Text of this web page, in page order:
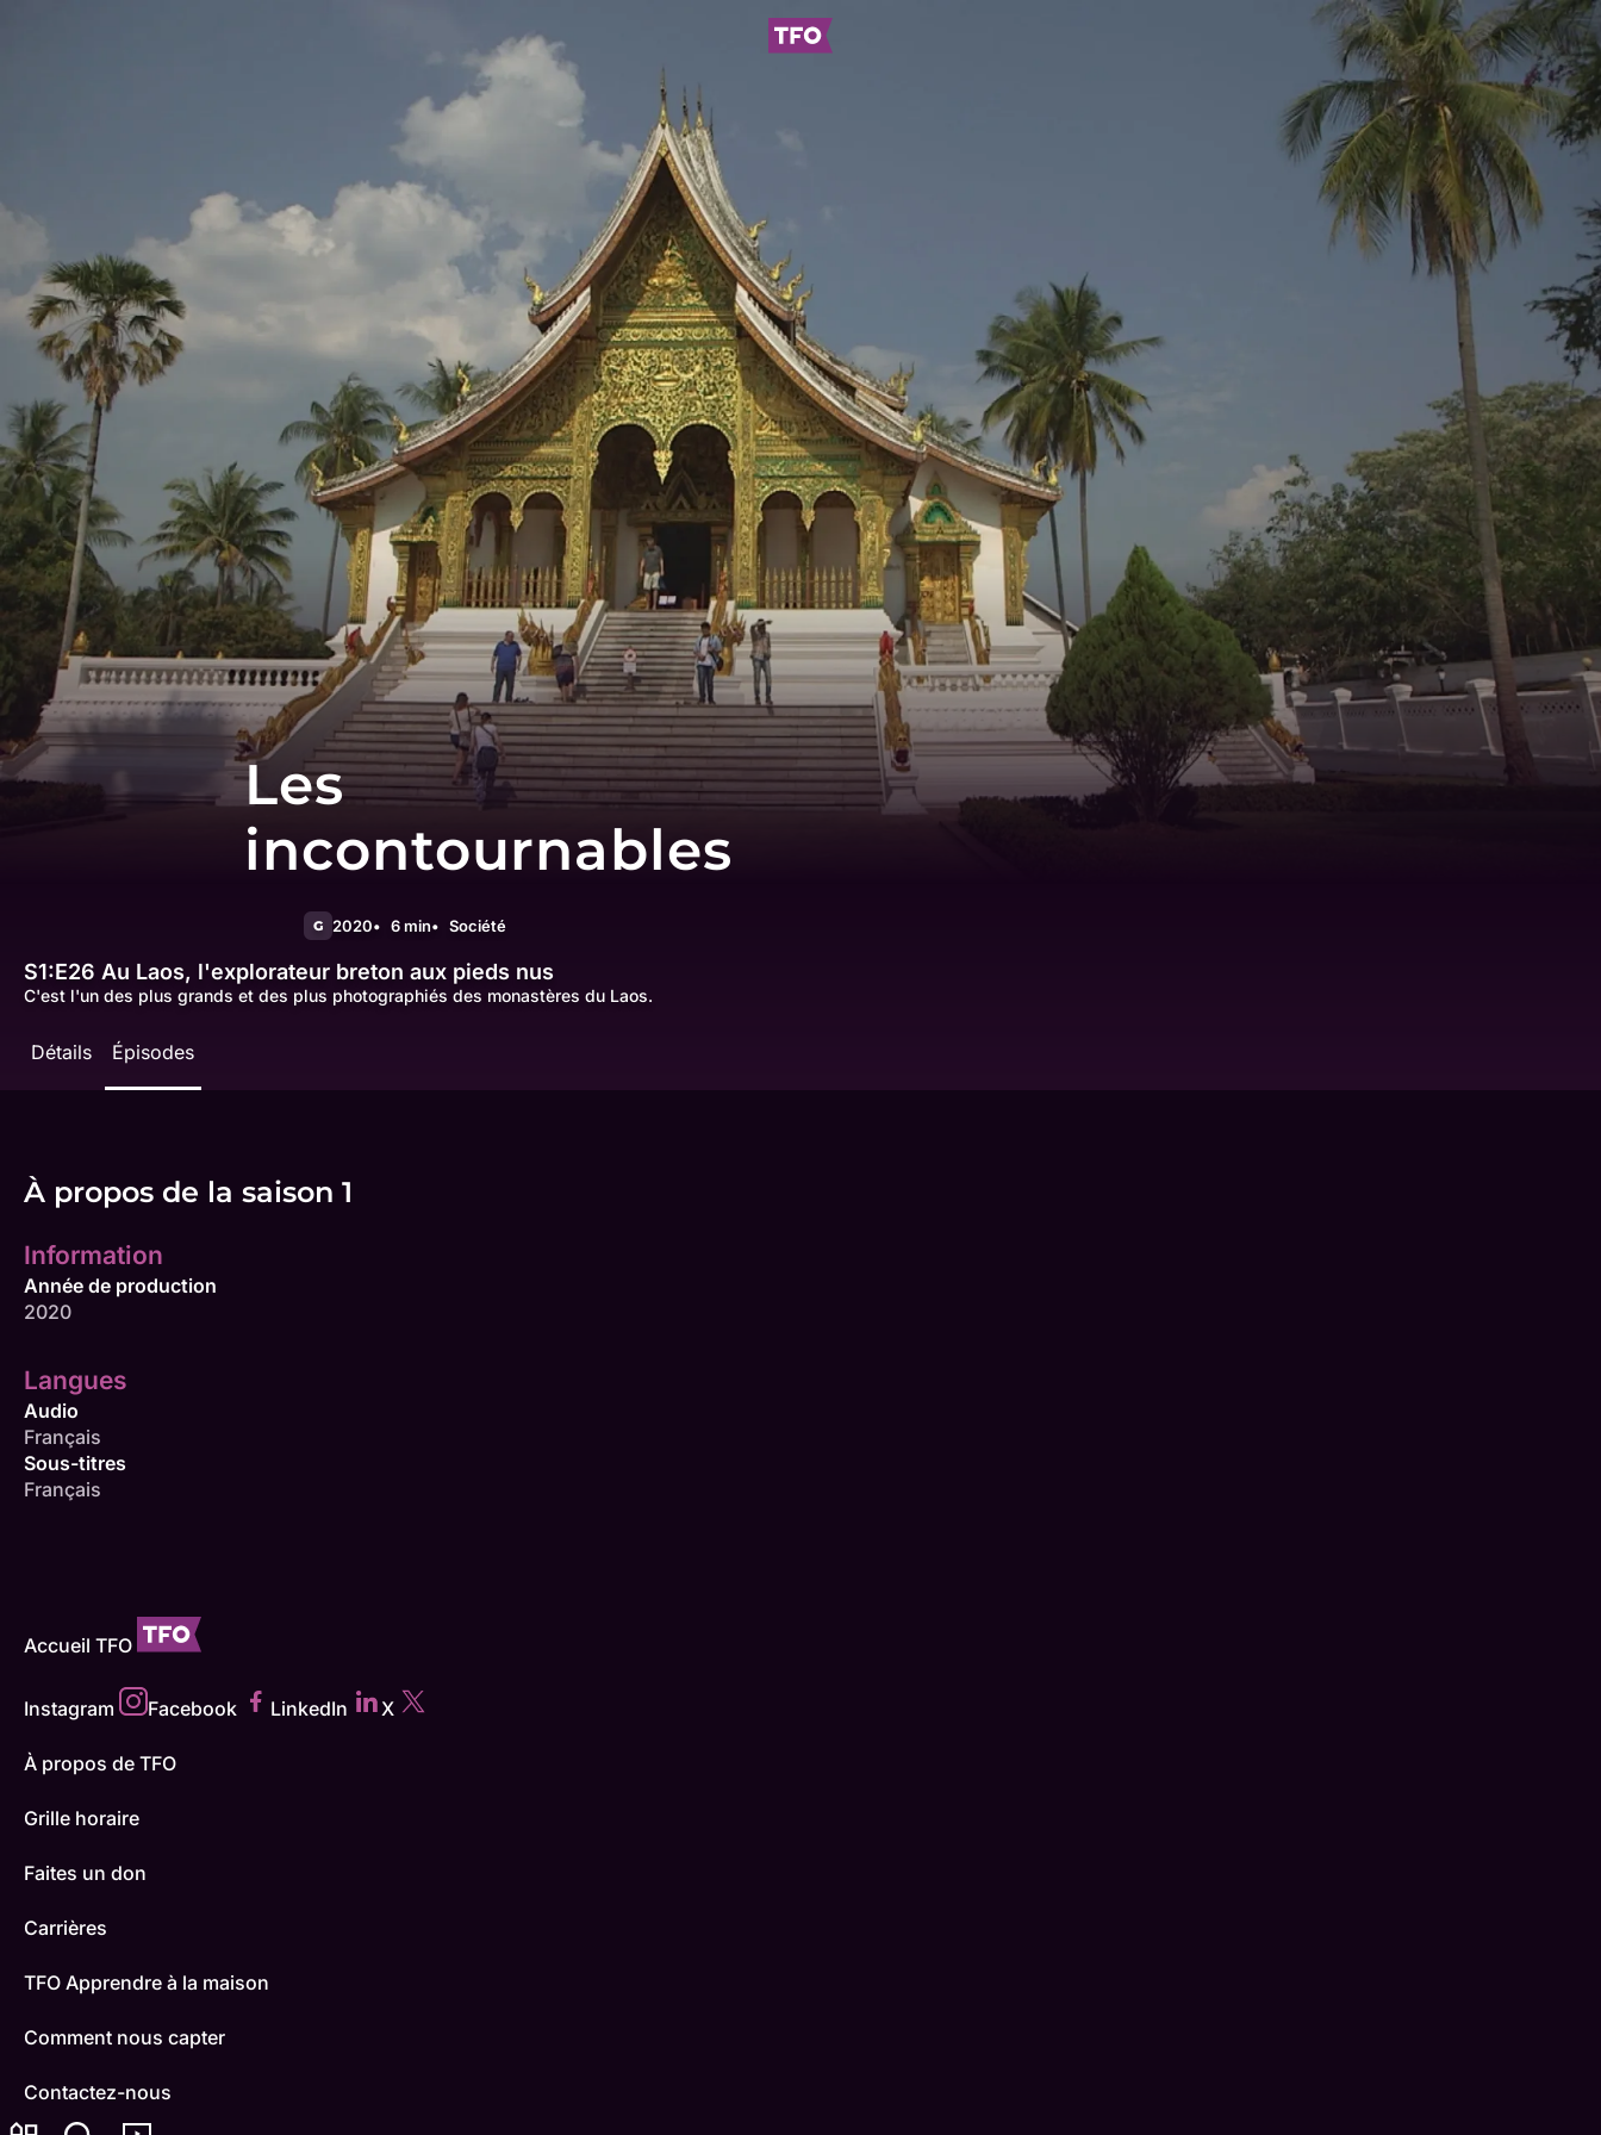
Les
incontournables
G 2020 6 min Société
S1:E26 Au Laos, l'explorateur breton aux pieds nus
C'est l'un des plus grands et des plus photographiés des monastères du Laos.
Détails Épisodes
À propos de la saison 1
Information
Année de production
2020
Langues
Audio
Français
Sous-titres
Français
Accueil TFO
Instagram Facebook LinkedIn X
À propos de TFO
Grille horaire
Faites un don
Carrières
TFO Apprendre à la maison
Comment nous capter
Contactez-nous